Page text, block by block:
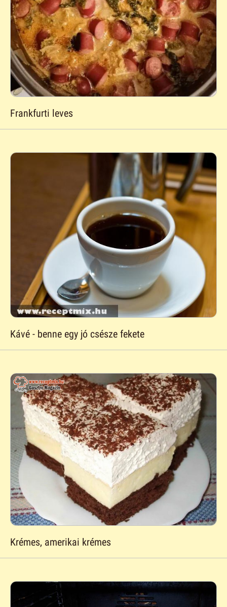
Frankfurti leves
Kávé - benne egy jó csésze fekete
Krémes, amerikai krémes